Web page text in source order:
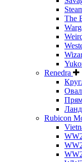
The
Renedra
Rubicon